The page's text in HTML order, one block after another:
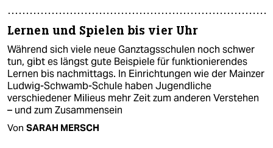
Lernen und Spielen bis vier Uhr
Während sich viele neue Ganztagsschulen noch schwer
tun, gibt es längst gute Beispiele für funktionierendes
Lernen bis nachmittags. In Einrichtungen wie der Mainzer
Ludwig-Schwamb-Schule haben Jugendliche
verschiedener Milieus mehr Zeit zum anderen Verstehen
– und zum Zusammensein
Von SARAH MERSCH